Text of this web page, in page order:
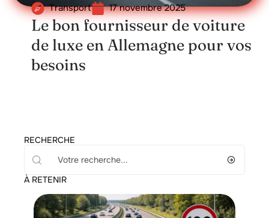
Transport 17 novembre 2025
Le bon fournisseur de voiture
de luxe en Allemagne pour vos
besoins
RECHERCHE
À RETENIR